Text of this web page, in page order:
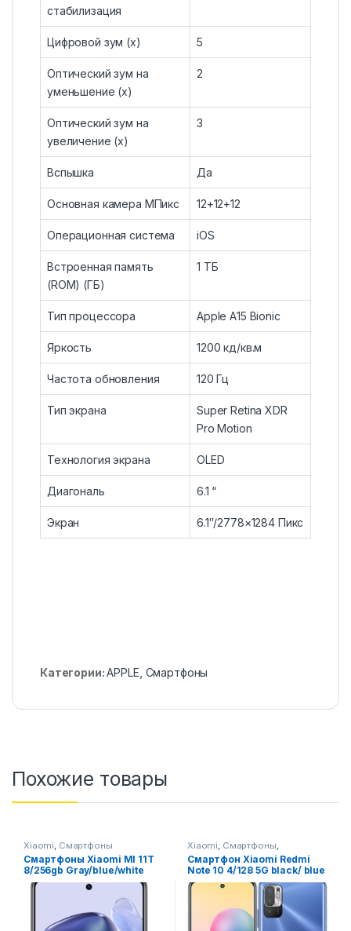
стабилизация
Цифровой зум (x) 5
Оптический зум на
уменьшение (x)
2
Оптический зум на
увеличение (x)
3
Вспышка Да
Основная камера МПикс 12+12+12
Операционная система iOS
Встроенная память
(ROM) (ГБ)
1 ТБ
Тип процессора Apple A15 Bionic
Яркость 1200 кд/кв.м
Частота обновления 120 Гц
Тип экрана
Super Retina XDR
Pro Motion
Технология экрана OLED
Диагональ 6.1 “
Экран 6.1″/2778×1284 Пикс
Категории:APPLE Смартфоны
Похожие товары
Xiaomi Смартфоны
Смартфоны Xiaomi MI 11T
8/256gb Gray/blue/white
Xiaomi Смартфоны
Смартфоны,телефоны,
гаджеты, аксессуары
Смартфон Xiaomi Redmi
Note 10 4/128 5G black/ blue